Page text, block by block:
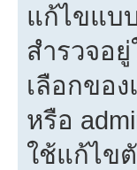
แก้ไขแบ
สำรวจอ
เลือกขอ
หรือ
ใช้แก้ไข